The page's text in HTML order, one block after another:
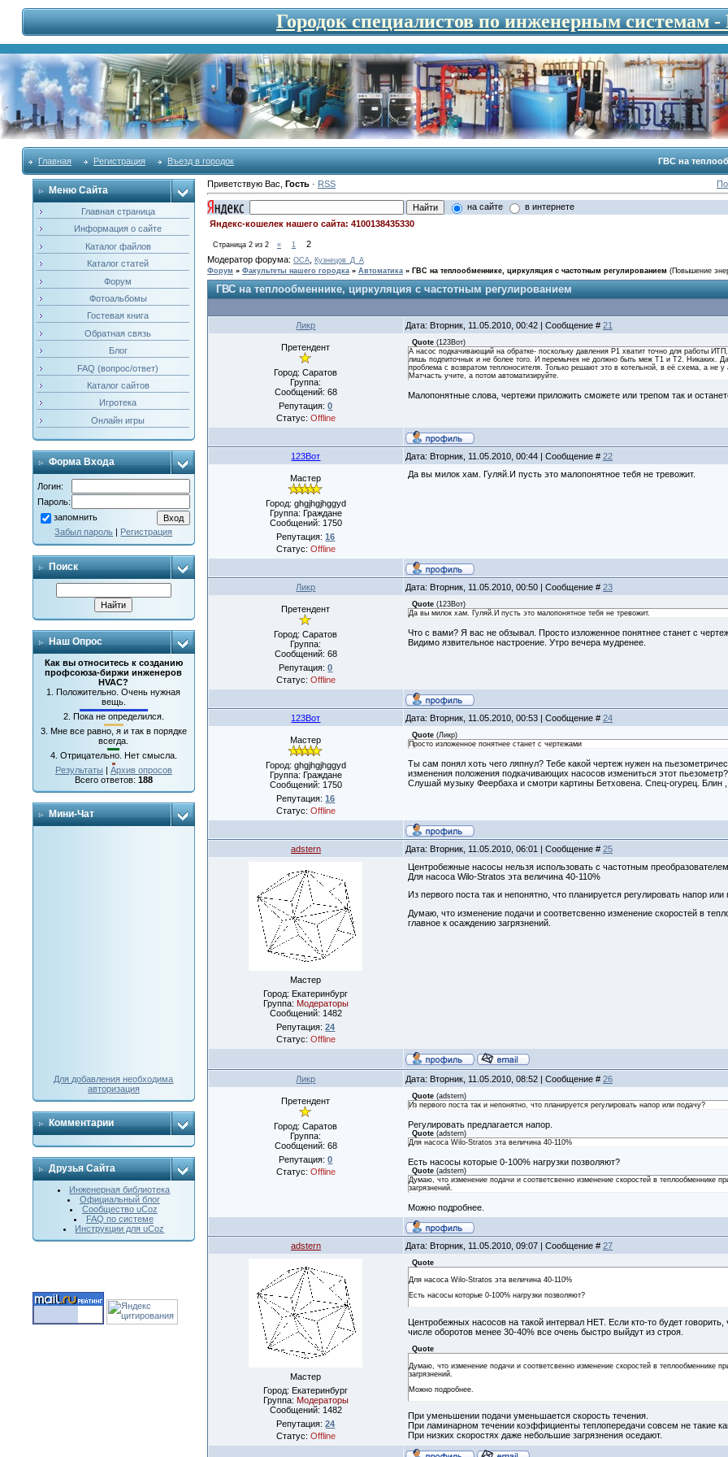
Городок специалистов по инженерным
Главная Регистрация Въезд в городок ГВС на
Меню Сайта
Главная страница
Информация о сайте
Каталог файлов
Каталог статей
Форум
Фотоальбомы
Гостевая книга
Обратная связь
Блог
FAQ (вопрос/ответ)
Каталог сайтов
Игротека
Онлайн игры
Форма Входа
Логин:
Пароль:
запомнить
Забыл пароль | Регистрация
Поиск
Наш Опрос
Как вы относитесь к созданию
профсоюза-биржи инженеров
HVAC?
1.Положительно. Очень нужная
вещь.
2. Пока не определился.
3. Мне все равно, я и так в порядке
всегда.
4. Отрицательно. Нет смысла.
Результаты | Архив опросов
Всего ответов: 188
Мини-Чат
Для добавления необходима
авторизация
Комментарии
Друзья Сайта
Инженерная библиотека
Официальный блог
Сообщество uCoz
FAQ по системе
Инструкции для uCoz
Приветствую Вас Гость· RSS
на сайте в интернете
Яндекс-кошелек нашего сайта: 4100138435330
Страница 2из 2 « 1
2
Модератор форума: OCA,
Кузнецов_Д_А
Форум » Факультеты нашего городка » Автоматика » ГВС на теплообменнике, циркуляция с частотным регулированием (Повышение
ГВС на теплообменнике, циркуляция с частотным регулированием
Ликр Дата: Вторник, 11.05.2010, 00:42 | Сообщение # 21
Претендент
Город: Саратов
Группа:
Сообщений: 68
Репутация:0
Статус: Offline
Quote(123Вот)
А насос подкачивающий на обратке- поскольку давления Р1 хватит точно для работы
лишь подпиточных и не более того. И перемычек не должно быть меж Т1 и Т2. Никаких.
проблема с возвратом теплоносителя. Только решают это в котельной, в её схема, а не у
Матчасть учите, а потом автоматизируйте.
Малопонятные слова, чертежи приложить сможете или трепом так и
123Вот Дата: Вторник, 11.05.2010, 00:44 | Сообщение # 22
Мастер
Город: ghgjhgjhggyd
Группа: Граждане
Сообщений: 1750
Репутация:16
Статус: Offline
Да вы милок хам. Гуляй.И пусть это малопонятное тебя не тревожит.
Ликр Дата: Вторник, 11.05.2010, 00:50 | Сообщение # 23
Претендент
Город: Саратов
Группа:
Сообщений: 68
Репутация:0
Статус: Offline
Quote(123Вот)
Да вы милок хам. Гуляй.И пусть это малопонятное тебя не тревожит.
Что с вами? Я вас не обзывал. Просто изложенное понятнее станет с
Видимо язвительное настроение. Утро вечера мудренее.
123Вот Дата: Вторник, 11.05.2010, 00:53 | Сообщение # 24
Мастер
Город: ghgjhgjhggyd
Группа: Граждане
Сообщений: 1750
Репутация:16
Статус: Offline
Quote(Ликр)
Просто изложенное понятнее станет с чертежами
Ты сам понял хоть чего ляпнул? Тебе какой чертеж нужен на
изменения положения подкачивающих насосов измениться этот
Слушай музыку Феербаха и смотри картины Бетховена. Спец-огурец. Блин
adstern Дата: Вторник, 11.05.2010, 06:01 | Сообщение # 25
Мастер
Город: Екатеринбург
Группа: Модераторы
Сообщений: 1482
Репутация:24
Статус: Offline
Центробежные насосы нельзя использовать с частотным преобразователем
Для насоса Wilo-Stratos эта величина 40-110%
Из первого поста так и непонятно, что планируется регулировать напор или
Думаю, что изменение подачи и соответсвенно изменение скоростей в
главное к осаждению загрязнений.
Ликр Дата: Вторник, 11.05.2010, 08:52 | Сообщение # 26
Претендент
Город: Саратов
Группа:
Сообщений: 68
Репутация:0
Статус: Offline
Quote(adstern)
Из первого поста так и непонятно, что планируется регулировать напор или подачу?
Регулировать предлагается напор.
Quote(adstern)
Для насоса Wilo-Stratos эта величина 40-110%
Есть насосы которые 0-100% нагрузки позволяют?
Quote(adstern)
Думаю, что изменение подачи и соответсвенно изменение скоростей в теплообменнике
загрязнений.
Можно подробнее.
adstern Дата: Вторник, 11.05.2010, 09:07 | Сообщение # 27
Мастер
Город: Екатеринбург
Группа: Модераторы
Сообщений: 1482
Репутация:24
Статус: Offline
Quote
Для насоса Wilo-Stratos эта величина 40-110%
Есть насосы которые 0-100% нагрузки позволяют?
Центробежных насосов на такой интервал НЕТ. Если кто-то будет
числе оборотов менее 30-40% все очень быстро выйдут из строя.
Quote
Думаю, что изменение подачи и соответсвенно изменение скоростей в теплообменнике
загрязнений.
Можно подробнее.
При уменьшении подачи уменьшается скорость течения.
При ламинарном течении коэффициенты теплопередачи совсем не такие
При низких скоростях даже небольшие загрязнения оседают.